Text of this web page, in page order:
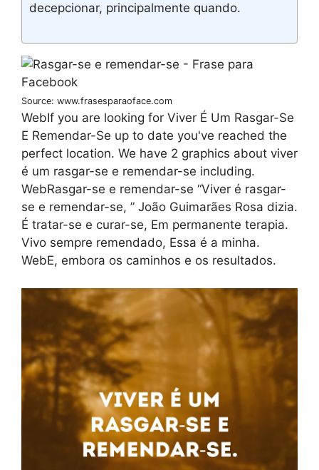
decepcionar, principalmente quando.
Source: www.frasesparaoface.com
WebIf you are looking for Viver É Um Rasgar-Se
E Remendar-Se up to date you've reached the
perfect location. We have 2 graphics about viver
é um rasgar-se e remendar-se including.
WebRasgar-se e remendar-se “Viver é rasgar-
se e remendar-se, ” João Guimarães Rosa dizia.
É tratar-se e curar-se, Em permanente terapia.
Vivo sempre remendado, Essa é a minha.
WebE, embora os caminhos e os resultados.